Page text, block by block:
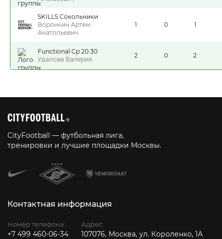
SKILLS Сокольники
Воронкин Артем
Анатольевич
1 0 1
Functional Ср 20:30
Удалова Валерия
2 0 2
CityFootball — футбольная лига,
тренировки и лучшие площадки Москвы.
Контактная информация
Номер телефона:
+7 499 460-06-34
Адрес:
107076, Москва, ул. Короленко, 1А